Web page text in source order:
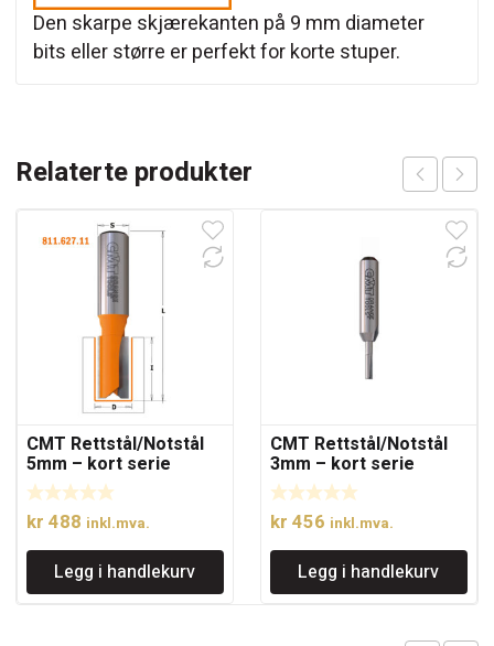
Den skarpe skjærekanten på 9 mm diameter
bits eller større er perfekt for korte stuper.
Relaterte produkter
CMT Rettstål/Notstål
5mm – kort serie
kr 488 inkl.mva.
Legg i handlekurv
CMT Rettstål/Notstål
3mm – kort serie
kr 456 inkl.mva.
Legg i handlekurv